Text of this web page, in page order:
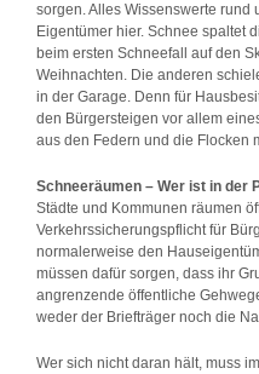
sorgen. Alles Wissenswerte rund
Eigentümer hier. Schnee spaltet
beim ersten Schneefall auf den
Weihnachten. Die anderen
in der Garage. Denn für
den Bürgersteigen vor allem
aus den Federn und die Flocken
Schneeräumen – Wer ist in der
Städte und Kommunen räumen
Verkehrssicherungspflicht für
normalerweise den
müssen dafür sorgen, dass ihr
angrenzende öffentliche
weder der Briefträger noch die
Wer sich nicht daran hält, muss